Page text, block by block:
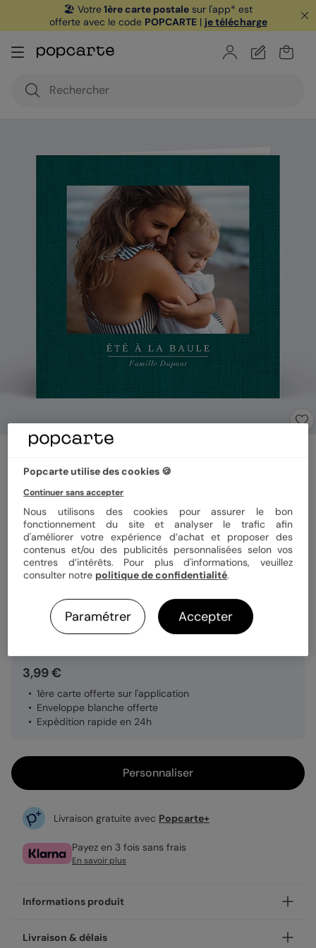
🏖️ Votre1ère carte postale sur l'app* est
offerte avec le code POPCARTE| je télécharge
Lin
Format 14x14 cm plié
Papier Papier Satiné pelliculé
Quantité 1 carte
3,99 €
1ère carte offerte sur l'application
Enveloppe blanche offerte
Expédition rapide en 24h
Personnaliser
Livraison gratuite avec Popcarte+
Payez en 3 fois sans frais
En savoir plus
Informations produit
Personnalisez votre carte postale Lin, disponible en coins
Livraison & délais
Popcarte utilise des cookies 🍪
Continuer sans accepter
Nous utilisons des cookies pour assurer le bon
fonctionnement du site et analyser le trafic afin
d'améliorer votre expérience d’achat et proposer des
contenus et/ou des publicités personnalisées selon vos
centres d’intérêts. Pour plus d'informations, veuillez
consulter notre politique de confidentialité.
Paramétrer Accepter